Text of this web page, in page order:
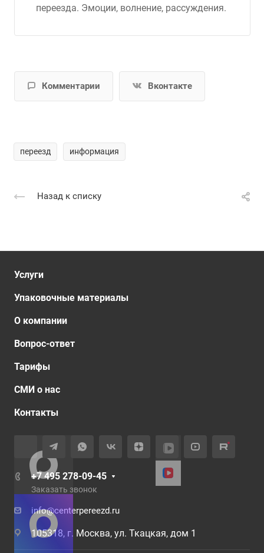
переезда. Эмоции, волнение, рассуждения.
Комментарии Вконтакте
переезд информация
Назад к списку
Услуги
Упаковочные материалы
О компании
Вопрос-ответ
Тарифы
СМИ о нас
Контакты
+7 495 278-09-45
Заказать звонок
info@centerpereezd.ru
105318, г. Москва, ул. Ткацкая, дом 1